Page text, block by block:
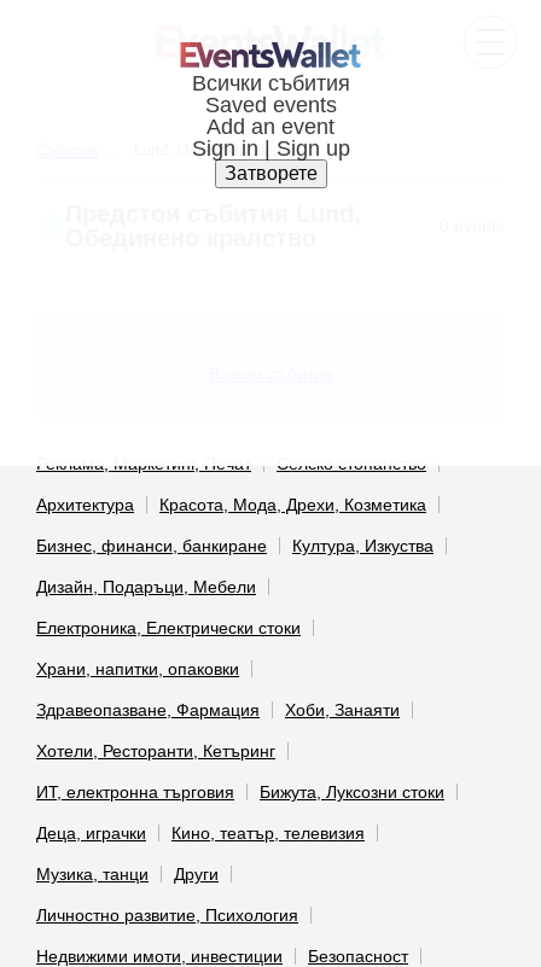
Lund, United kingdom
Реклама, Маркетинг, Печат Селско стопанство
Архитектура Красота, Мода, Дрехи, Козметика
Бизнес, финанси, банкиране Култура, Изкуства
Дизайн, Подаръци, Мебели
Електроника, Електрически стоки
Храни, напитки, опаковки
Здравеопазване, Фармация Хоби, Занаяти
Хотели, Ресторанти, Кетъринг
ИТ, електронна търговия Бижута, Луксозни стоки
Деца, играчки Кино, театър, телевизия
Музика, танци Други
Личностно развитие, Психология
Недвижими имоти, инвестиции Безопасност